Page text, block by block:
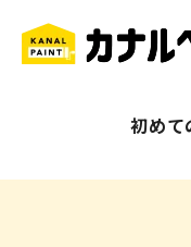
初めて